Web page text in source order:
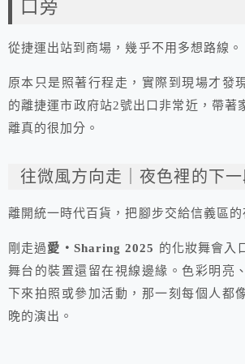
口旁
從捷運出站到商場，幾乎不用多想路線。
原本只是照著行程走，實際到現場才發
的離捷運市政府站2號出口非常近，帶著
離真的很加分。
往微風方向走｜夜色裡的下
離開統一時代百貨，把腳步交給信義區的
剛走過愛・Sharing 2025 的化妝舞會入
舞台的裝置還留在視線邊緣。色彩明亮
下來拍照或參加活動，那一刻每個人都
晚的演出。